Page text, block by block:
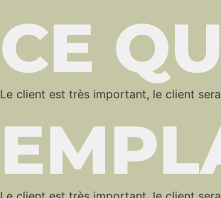
CE
Le client est très important, le client